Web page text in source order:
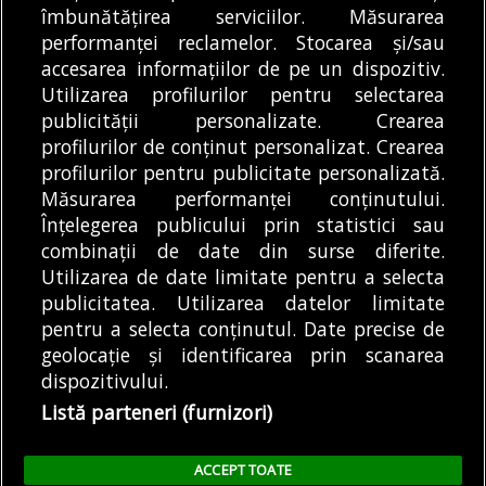
Circulație oprită pe Autostrada A1, către
București. Un TIR s-a răsturnat în județul
Dâmbovița
MODIFICĂ SETĂRILE COOKIES
© Copyright 2025 - Buletin de București.
Găzduit dePresslabs.com. Powered by TRS Design.
Despre
Noi
Media
Kit
Politică De
Confidențialitate
Cookie
Policy (EU)
Cookie
Policy
Tweet
Facebook
Share this selection
Tweet
îmbunătățirea serviciilor. Măsurarea
performanței reclamelor. Stocarea și/sau
accesarea informațiilor de pe un dispozitiv.
Utilizarea profilurilor pentru selectarea
publicității personalizate. Crearea
profilurilor de conținut personalizat. Crearea
profilurilor pentru publicitate personalizată.
Măsurarea performanței conținutului.
Înțelegerea publicului prin statistici sau
combinații de date din surse diferite.
Utilizarea de date limitate pentru a selecta
publicitatea. Utilizarea datelor limitate
pentru a selecta conținutul. Date precise de
geolocație și identificarea prin scanarea
dispozitivului.
Listă parteneri (furnizori)
ACCEPT TOATE